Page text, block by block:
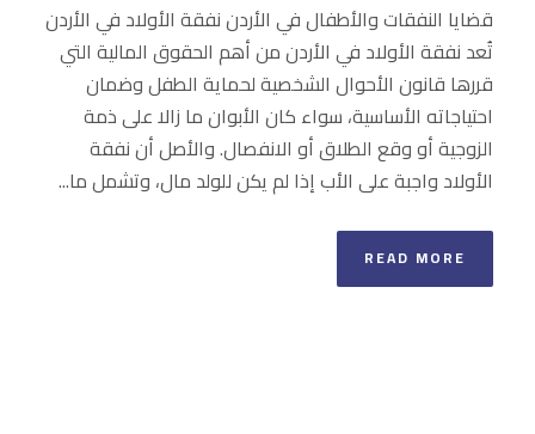
قضايا النفقات والأطفال في الأردن نفقة الأولاد في الأردن
تُعد نفقة الأولاد في الأردن من أهم الحقوق المالية التي
قررها قانون الأحوال الشخصية لحماية الطفل وضمان
احتياجاته الأساسية، سواء كان الأبوان ما زالا على ذمة
الزوجية أو وقع الطلاق أو الانفصال. والأصل أن نفقة
الأولاد واجبة على الأب إذا لم يكن للولد مال، وتشمل ما...
READ MORE